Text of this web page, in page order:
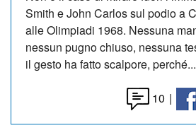
Smith e John Carlos sul podio a
alle Olimpiadi 1968. Nessuna
nessun pugno chiuso, nessuna
il gesto ha fatto scalpore, perché...
10 |